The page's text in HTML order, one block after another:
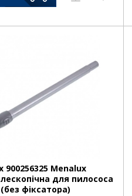
900256325 Menalux
для пилососа
фіксатора)